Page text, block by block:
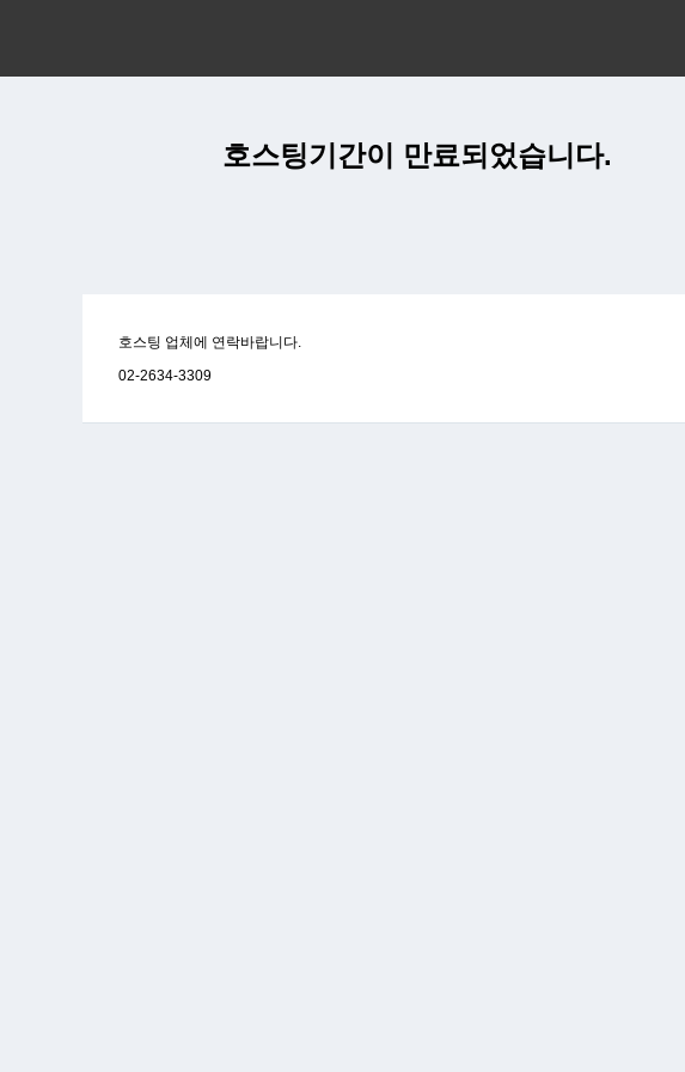
호스팅기간이 만료되었습니다.
호스팅 업체에 연락바랍니다.
02-2634-3309